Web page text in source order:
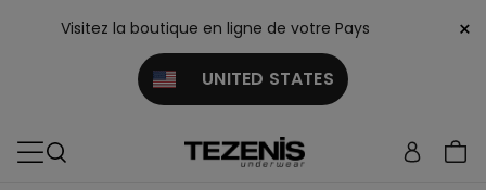
Visitez la boutique en ligne de votre Pays
UNITED STATES
×